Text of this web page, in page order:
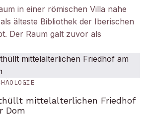
in einer römischen Villa nahe
älteste Bibliothek der Iberischen
Der Raum galt zuvor als
mittelalterlichen Friedhof
Dom